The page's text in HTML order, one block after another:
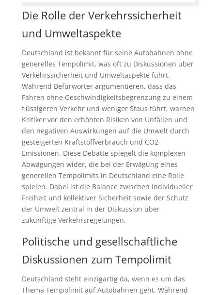
Die Rolle der Verkehrssicherheit
und Umweltaspekte
Deutschland ist bekannt für seine Autobahnen ohne
generelles Tempolimit, was oft zu Diskussionen über
Verkehrssicherheit und Umweltaspekte führt.
Während Befürworter argumentieren, dass das
Fahren ohne Geschwindigkeitsbegrenzung zu einem
flüssigeren Verkehr und weniger Staus führt, warnen
Kritiker vor den erhöhten Risiken von Unfällen und
den negativen Auswirkungen auf die Umwelt durch
gesteigerten Kraftstoffverbrauch und CO2-
Emissionen. Diese Debatte spiegelt die komplexen
Abwägungen wider, die bei der Erwägung eines
generellen Tempolimits in Deutschland eine Rolle
spielen. Dabei ist die Balance zwischen individueller
Freiheit und kollektiver Sicherheit sowie der Schutz
der Umwelt zentral in der Diskussion über
zukünftige Verkehrsregelungen.
Politische und gesellschaftliche
Diskussionen zum Tempolimit
Deutschland steht einzigartig da, wenn es um das
Thema Tempolimit auf Autobahnen geht. Während